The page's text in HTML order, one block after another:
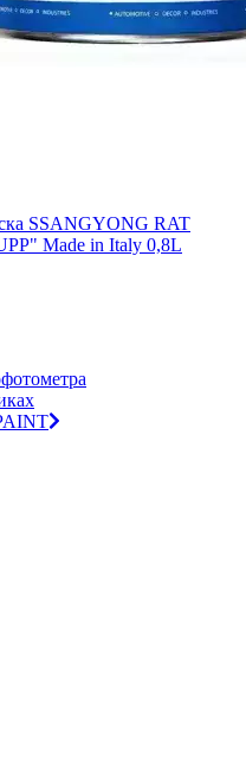
SSANGYONG RAT
Made in Italy 0,8L